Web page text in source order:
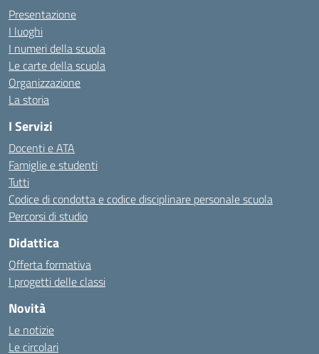
Presentazione
I luoghi
I numeri della scuola
Le carte della scuola
Organizzazione
La storia
I Servizi
Docenti e ATA
Famiglie e studenti
Tutti
Codice di condotta e codice disciplinare personale scuola
Percorsi di studio
Didattica
Offerta formativa
I progetti delle classi
Novità
Le notizie
Le circolari